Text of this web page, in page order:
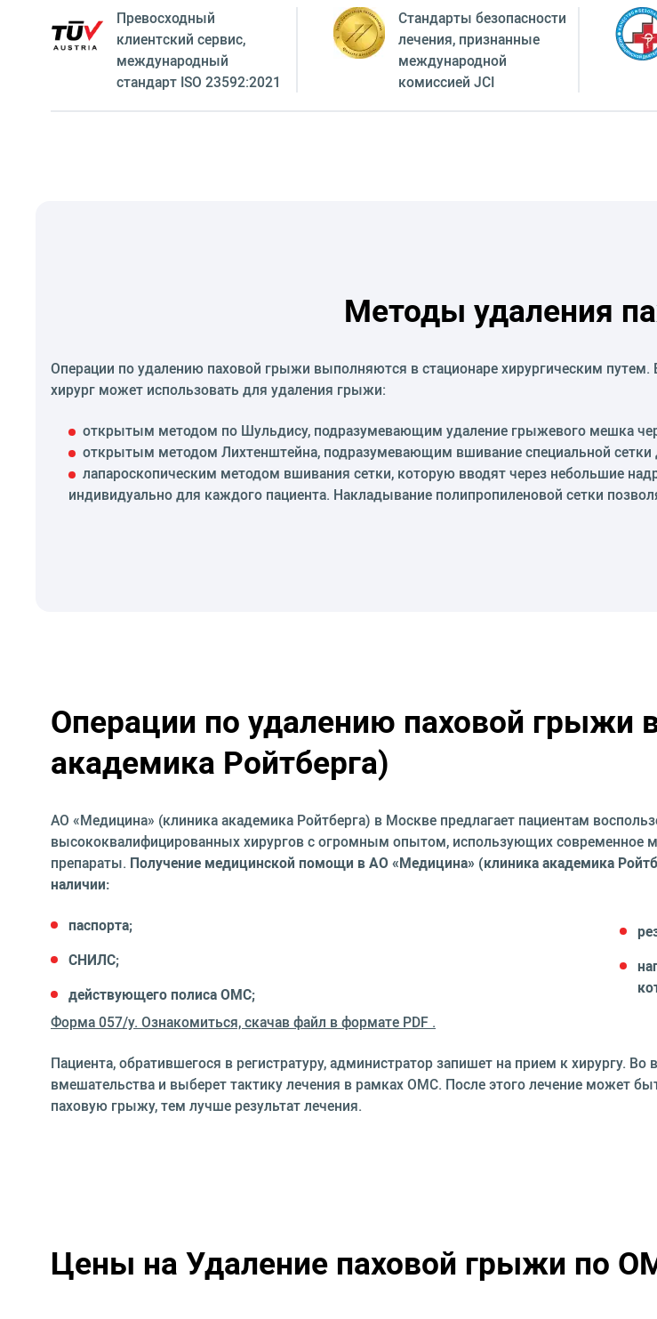
Превосходный
клиентский сервиc,
международный
стандарт ISO 23592:2021
Стандарты безопасности
лечения, признанные
международной
комиссией JCI
Методы удаления
Операции по удалению паховой грыжи выполняются в стационаре хирургическим путем.
хирург может использовать для удаления грыжи:
открытым методом по Шульдису, подразумевающим удаление грыжевого мешка
открытым методом Лихтенштейна, подразумевающим вшивание специальной сетки
лапароскопическим методом вшивания сетки, которую вводят через небольшие
индивидуально для каждого пациента. Накладывание полипропиленовой сетки
Операции по удалению паховой грыжи
академика Ройтберга)
АО «Медицина» (клиника академика Ройтберга) в Москве предлагает пациентам
высококвалифицированных хирургов с огромным опытом, использующих современное
препараты. Получение медицинской помощи в АО «Медицина» (клиника академика
наличии:
паспорта;
СНИЛС;
действующего полиса ОМС;
Форма 057/у. Ознакомиться, скачав файл в формате PDF .
Пациента, обратившегося в регистратуру, администратор запишет на прием к хирургу.
вмешательства и выберет тактику лечения в рамках ОМС. После этого лечение может
паховую грыжу, тем лучше результат лечения.
Цены на Удаление паховой грыжи по